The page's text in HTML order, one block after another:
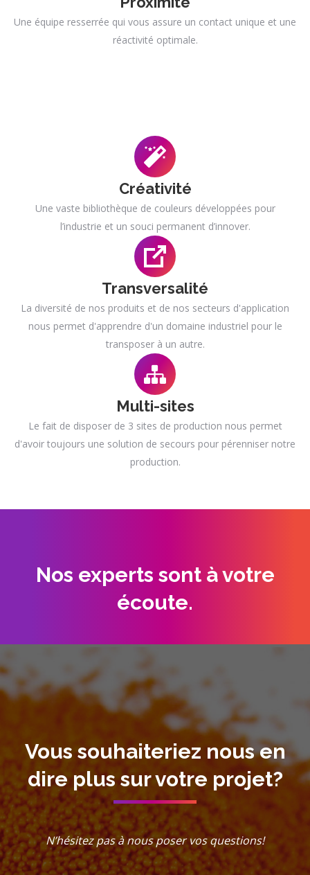
Une équipe resserrée qui vous assure un contact unique et une
réactivité optimale.
Créativité
Une vaste bibliothèque de couleurs développées pour
l’industrie et un souci permanent d’innover.
Transversalité
La diversité de nos produits et de nos secteurs d'application
nous permet d'apprendre d'un domaine industriel pour le
transposer à un autre.
Multi-sites
Le fait de disposer de 3 sites de production nous permet
d'avoir toujours une solution de secours pour pérenniser notre
production.
Nos experts sont à votre
écoute.
Vous souhaiteriez nous en
dire plus sur votre projet?
N’hésitez pas à nous poser vos questions!